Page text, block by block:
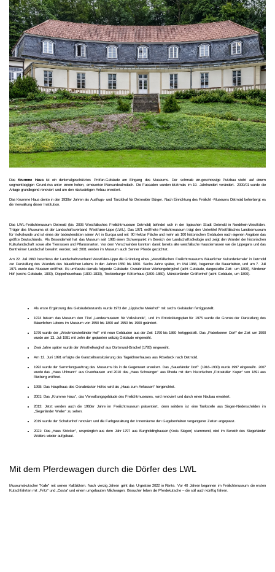
DasKrumme Hausist ein denkmalgeschütztes Profan-Gebäude am Eingang des Museums. Der schmale ein-geschossige Putzbau steht auf einem
segmentbogigen Grund-riss unter einem hohen, erneuerten Mansardwalmdach. Die Fassaden wurden letztmals im 19. Jahrhundert verändert. 2000/01 wurde die
Anlage grundlegend renoviert und um den rückwärtigen Anbau erweitert.
Das Krumme Haus diente in den 1930er Jahren als Ausflugs- und Tanzlokal für Detmolder Bürger. Nach Einrichtung des Freilicht -Museums Detmold beherbergt es
die Verwaltung dieser Institution.
Das LWL-Freilichtmuseum Detmold (bis 2006 Westfälisches Freilichtmuseum Detmold) befindet sich in der lippischen Stadt Detmold in Nordrhein-Westfalen.
Träger des Museums ist der Landschaftsverband Westfalen-Lippe (LWL). Das 1971 eröffnete Freilichtmuseum trägt den Untertitel Westfälisches Landesmuseum
für Volkskunde und ist eines der bedeutendsten seiner Art in Europa und mit 90 Hektar Fläche und mehr als 100 historischen Gebäuden nach eigenen Angaben das
größte Deutschlands. Als Besonderheit hat das Museum seit 1985 einen Schwerpunkt im Bereich der Landschaftsökologie und zeigt den Wandel der historischen
Kulturlandschaft sowie alte Tierrassen und Pflanzenarten. Vor dem Verschwinden konnten damit bereits alte westfälische Haustierrassen wie die Lippegans und das
Bentheimer Landschaf bewahrt werden; seit 2001 werden im Museum auch Senner Pferde gezüchtet.
Am 22. Juli 1960 beschloss der Landschaftsverband Westfalen-Lippe die Gründung eines „Westfälischen Freilichtmuseums Bäuerlicher Kulturdenkmale“ in Detmold
zur Darstellung des Wandels des bäuerlichen Lebens in den Jahren 1550 bis 1800. Sechs Jahre später, im Mai 1966, begannen die Bauarbeiten, und am 7. Juli
1971 wurde das Museum eröffnet. Es umfasste damals folgende Gebäude: Osnabrücker Wiehengebirgshof (acht Gebäude, dargestellte Zeit: um 1800), Mindener
Hof (sechs Gebäude, 1800), Doppelheuerhaus (1800–1830), Tecklenburger Kötterhaus (1800–1860), Münsterländer Gräftenhof (acht Gebäude, um 1800).
Als erste Ergänzung des Gebäudebestands wurde 1973 der „Lippische Meierhof“ mit sechs Gebäuden fertiggestellt.
1974 bekam das Museum den Titel „Landesmuseum für Volkskunde“, und im Entwicklungsplan für 1975 wurde die Grenze der Darstellung des
Bäuerlichen Lebens im Museum von 1550 bis 1800 auf 1550 bis 1900 geändert.
1976 wurde der „Westmünsterländer Hof“ mit neun Gebäuden aus der Zeit 1790 bis 1860 fertiggestellt. Das „Paderborner Dorf“ der Zeit um 1900
wurde am 13. Juli 1981 mit zehn der geplanten siebzig Gebäude eingeweiht.
Zwei Jahre später wurde der Westhellweghof aus Dortmund-Brackel (1793) eingeweiht.
Am 12. Juni 1991 erfolgte die Ganzteiltranslozierung des Tagelöhnerhauses aus Rösebeck nach Detmold.
1992 wurde der Sammlungsauftrag des Museums bis in die Gegenwart erweitert. Das „Sauerländer Dorf“ (1918–1930) wurde 1997 eingeweiht. 2007
wurde das „Haus Uhlmann“ aus Ovenhausen und 2010 das „Haus Schwenger“ aus Rheda mit dem historischen „Fotoatelier Kuper“ von 1891 aus
Rietberg eröffnet.
1998: Das Haupthaus des Osnabrücker Hofes wird als „Haus zum Anfassen“ hergerichtet.
2001: Das „Krumme Haus“, das Verwaltungsgebäude des Freilichtmuseums, wird renoviert und durch einen Neubau erweitert.
2013: Jetzt werden auch die 1960er Jahre im Freilichtmuseum präsentiert, denn seitdem ist eine Tankstelle aus Siegen-Niederschelden im
„Siegerländer Weiler“ zu sehen.
2019 wurde der Schultenhof renoviert und die Farbgestaltung der Innenräume den Gegebenheiten vergangener Zeiten angepasst.
2021: Das „Haus Stöcker“, ursprünglich aus dem Jahr 1797 aus Burgholdinghausen (Kreis Siegen) stammend, wird im Bereich des Siegerländer
Weilers wieder aufgebaut.
Mit dem Pferdewagen durch die Dörfer des LWL
Museumskutscher "Kalle" mit seinen Kaltblütern. Nach vierzig Jahren geht das Urgestein 2022 in Rente. Vor 40 Jahren begannen im Freilichtmuseum die ersten
Kutschfahrten mit „Fritz“ und „Costa“ und einem umgebauten Milchwagen. Besucher lieben die Pferdekutsche – die soll auch künftig fahren.